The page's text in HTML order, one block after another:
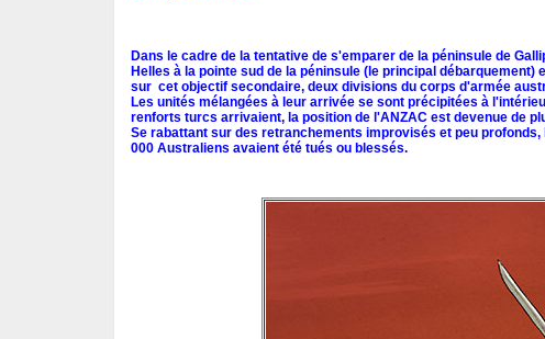
Dans le cadre de la tentative de s'emparer de la péninsule de
Helles à la pointe sud de la péninsule (le principal
sur cet objectif secondaire, deux divisions du corps d'armée
Les unités mélangées à leur arrivée se sont précipitées à
renforts turcs arrivaient, la position de l'ANZAC est devenue de
Se rabattant sur des retranchements improvisés et peu
000 Australiens avaient été tués ou blessés.